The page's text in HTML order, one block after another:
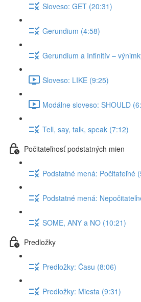
Sloveso: GET (20:31)
Gerundium (4:58)
Gerundium a Infinitív –
Sloveso: LIKE (9:25)
Modálne sloveso: SHOULD
Tell, say, talk, speak (7:12)
Počitateľnosť podstatných mien
Podstatné mená: Počitateľné
Podstatné mená:
SOME, ANY a NO (10:21)
Predložky
Predložky: Času (8:06)
Predložky: Miesta (9:31)